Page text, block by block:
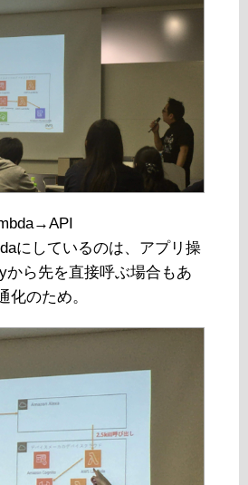
にしているのは、アプリ操
から先を直接呼ぶ場合もあ
化のため。